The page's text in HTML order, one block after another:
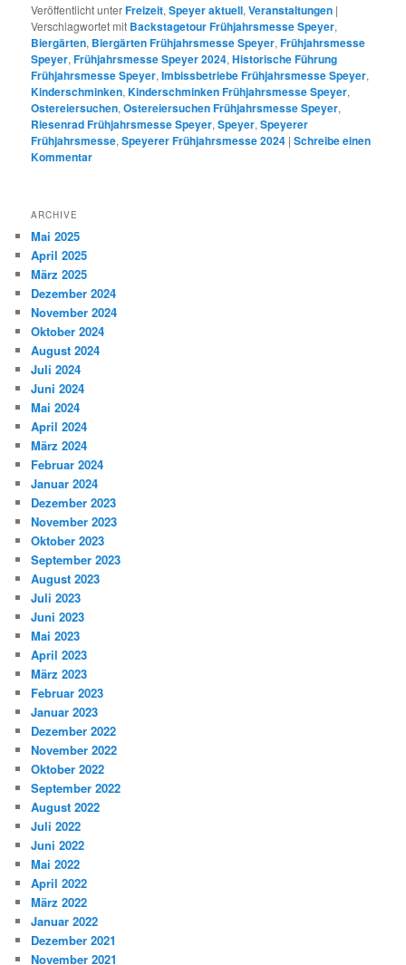
Veröffentlicht unterFreizeit,Speyer aktuell,Veranstaltungen |
Verschlagwortet mit Backstagetour Frühjahrsmesse Speyer,
Biergärten, Biergärten Frühjahrsmesse Speyer,Frühjahrsmesse
Speyer,Frühjahrsmesse Speyer 2024,Historische Führung
Frühjahrsmesse Speyer,Imbissbetriebe Frühjahrsmesse Speyer,
Kinderschminken,Kinderschminken Frühjahrsmesse Speyer,
Ostereiersuchen,Ostereiersuchen Frühjahrsmesse Speyer,
Riesenrad Frühjahrsmesse Speyer,Speyer,Speyerer
Frühjahrsmesse,Speyerer Frühjahrsmesse 2024 |Schreibe einen
Kommentar
ARCHIVE
Mai 2025
April 2025
März 2025
Dezember 2024
November 2024
Oktober 2024
August 2024
Juli 2024
Juni 2024
Mai 2024
April 2024
März 2024
Februar 2024
Januar 2024
Dezember 2023
November 2023
Oktober 2023
September 2023
August 2023
Juli 2023
Juni 2023
Mai 2023
April 2023
März 2023
Februar 2023
Januar 2023
Dezember 2022
November 2022
Oktober 2022
September 2022
August 2022
Juli 2022
Juni 2022
Mai 2022
April 2022
März 2022
Januar 2022
Dezember 2021
November 2021